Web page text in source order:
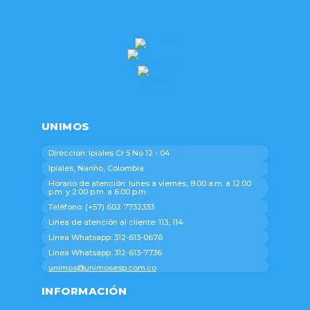
UNIMOS
Direccion: Ipiales Cr 5 No 12 - 04
Ipiales, Nariño, Colombia
Horario de atención: lunes a viernes, 8:00 a.m. a 12:00
p.m. y 2:00 p.m. a 6:00 p.m.
Teléfono: (+57) 602 7732333
Línea de atención al cliente: 113, 114
Línea Whatsapp: 312-613-0676
Línea Whatsapp: 312-613-7736
unimos@unimosesp.com.co
INFORMACIÓN